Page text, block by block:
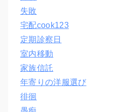
失敗
宅配cook123
定期診察日
室内移動
家族信託
年寄りの洋服選び
徘徊